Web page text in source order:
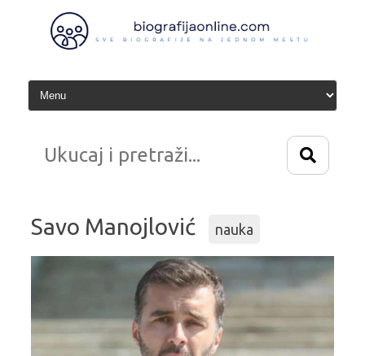
sadržaj
Savo Manojlović nauka